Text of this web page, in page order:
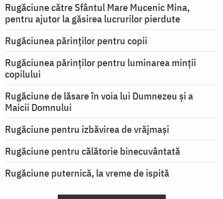
Rugăciune către Sfântul Mare Mucenic Mina,
pentru ajutor la găsirea lucrurilor pierdute
Rugăciunea părinților pentru copii
Rugăciunea părinților pentru luminarea minţii
copilului
Rugăciune de lăsare în voia lui Dumnezeu şi a
Maicii Domnului
Rugăciune pentru izbăvirea de vrăjmași
Rugăciune pentru călătorie binecuvântată
Rugăciune puternică, la vreme de ispită